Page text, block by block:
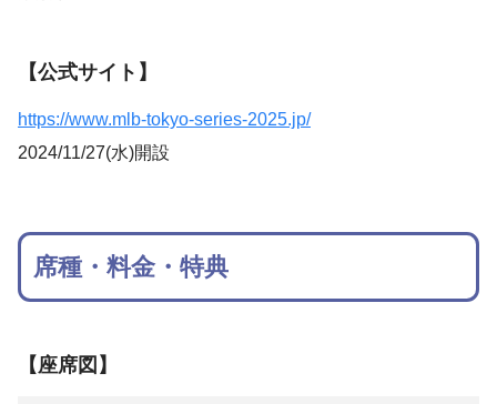
【公式サイト】
https://www.mlb-tokyo-series-2025.jp/
2024/11/27(水)開設
席種・料金・特典
【座席図】